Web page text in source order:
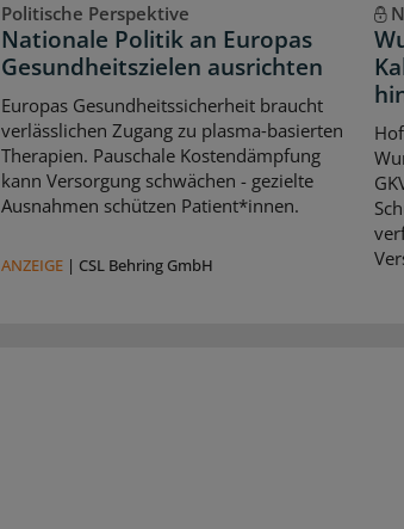
Politische Perspektive
Nationale Politik an Europas
Gesundheitszielen ausrichten
Europas Gesundheitssicherheit braucht
verlässlichen Zugang zu plasma‑basierten
Therapien. Pauschale Kostendämpfung
kann Versorgung schwächen - gezielte
Ausnahmen schützen Patient*innen.
ANZEIGE | CSL Behring GmbH